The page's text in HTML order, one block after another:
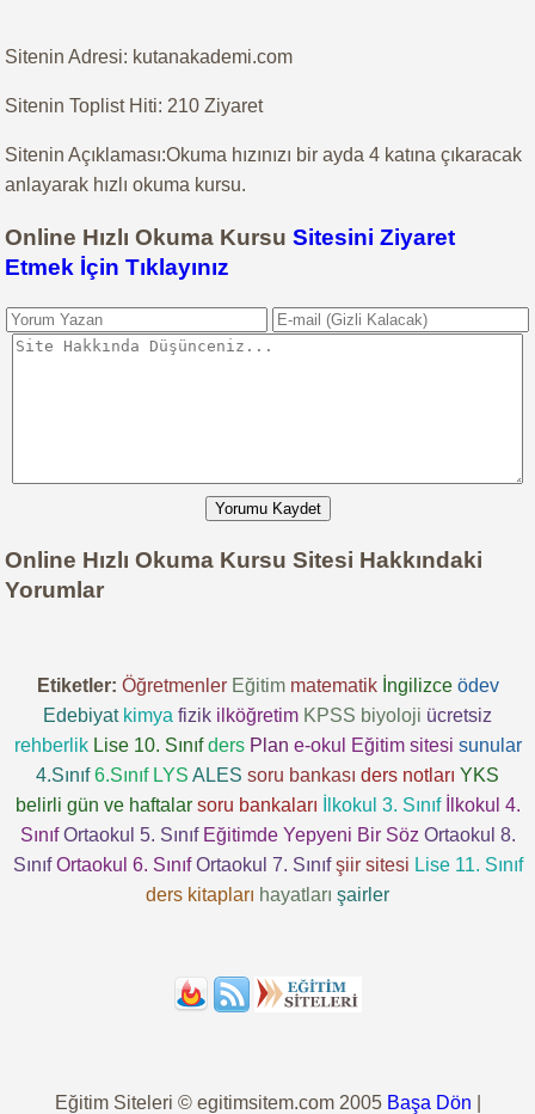
Sitenin Adresi: kutanakademi.com
Sitenin Toplist Hiti: 210 Ziyaret
Sitenin Açıklaması:Okuma hızınızı bir ayda 4 katına çıkaracak
anlayarak hızlı okuma kursu.
Online Hızlı Okuma KursuSitesini Ziyaret
Etmek İçin Tıklayınız
Yorumu Kaydet
Online Hızlı Okuma Kursu Sitesi Hakkındaki
Yorumlar
Etiketler: Öğretmenler Eğitim matematik İngilizce ödev
Edebiyat kimya fizik ilköğretim KPSS biyoloji ücretsiz
rehberlik Lise 10. Sınıf ders Plan e-okul Eğitim sitesi sunular
4.Sınıf 6.Sınıf LYS ALES soru bankası ders notları YKS
belirli gün ve haftalar soru bankaları İlkokul 3. Sınıf
İlkokul 4.
Sınıf Ortaokul 5. Sınıf Eğitimde Yepyeni Bir Söz Ortaokul 8.
Sınıf Ortaokul 6. Sınıf Ortaokul 7. Sınıf şiir sitesi Lise 11. Sınıf
ders kitapları hayatları şairler
Eğitim Siteleri © egitimsitem.com 2005 Başa Dön